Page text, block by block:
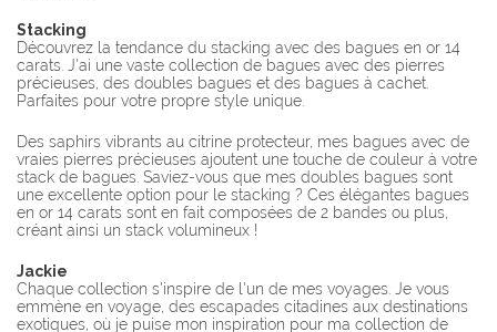
Stacking
Découvrez la tendance du stacking avec des bagues en or 14
carats. J'ai une vaste collection de bagues avec des pierres
précieuses, des doubles bagues et des bagues à cachet.
Parfaites pour votre propre style unique.
Des saphirs vibrants au citrine protecteur, mes bagues avec de
vraies pierres précieuses ajoutent une touche de couleur à votre
stack de bagues. Saviez-vous que mes doubles bagues sont
une excellente option pour le stacking ? Ces élégantes bagues
en or 14 carats sont en fait composées de 2 bandes ou plus,
créant ainsi un stack volumineux !
Jackie
Chaque collection s'inspire de l'un de mes voyages. Je vous
emmène en voyage, des escapades citadines aux destinations
exotiques, où je puise mon inspiration pour ma collection de